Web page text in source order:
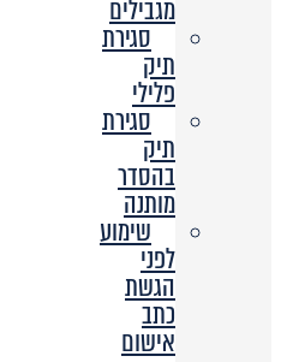
מגבילים
סגירת
תיק
פלילי
סגירת
תיק
בהסדר
מותנה
שימוע
לפני
הגשת
כתב
אישום